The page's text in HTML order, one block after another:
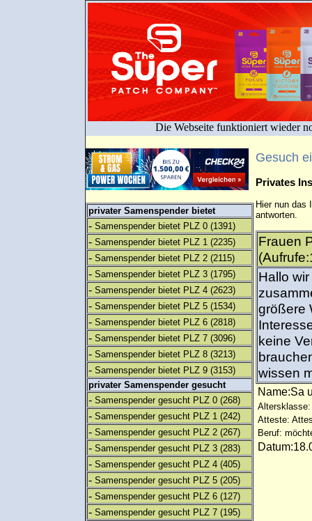
Die Webseite funktioniert wieder
privater Samenspender bietet
- Samenspender bietet PLZ 0 (1391)
- Samenspender bietet PLZ 1 (2235)
- Samenspender bietet PLZ 2 (2115)
- Samenspender bietet PLZ 3 (1795)
- Samenspender bietet PLZ 4 (2623)
- Samenspender bietet PLZ 5 (1534)
- Samenspender bietet PLZ 6 (2818)
- Samenspender bietet PLZ 7 (3096)
- Samenspender bietet PLZ 8 (3213)
- Samenspender bietet PLZ 9 (3153)
privater Samenspender gesucht
- Samenspender gesucht PLZ 0 (268)
- Samenspender gesucht PLZ 1 (242)
- Samenspender gesucht PLZ 2 (267)
- Samenspender gesucht PLZ 3 (283)
- Samenspender gesucht PLZ 4 (405)
- Samenspender gesucht PLZ 5 (205)
- Samenspender gesucht PLZ 6 (127)
- Samenspender gesucht PLZ 7 (195)
Gesuch
Privates
Hier nun das
antworten.
Frauen
Hallo
größere
keine
wissen
Name:Sa
Altersklasse:
Atteste:
Beruf: